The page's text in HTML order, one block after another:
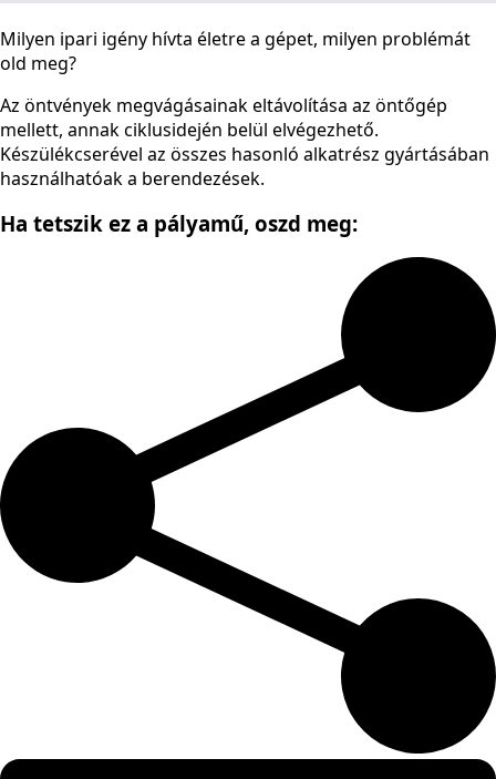
Milyen ipari igény hívta életre a gépet, milyen problémát
old meg?
Az öntvények megvágásainak eltávolítása az öntőgép
mellett, annak ciklusidején belül elvégezhető.
Készülékcserével az összes hasonló alkatrész gyártásában
használhatóak a berendezések.
Ha tetszik ez a pályamű, oszd meg: